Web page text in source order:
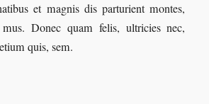
et magnis dis parturient montes,
Donec quam felis, ultricies nec,
quis, sem.